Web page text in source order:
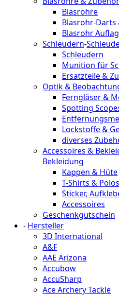
Blasrohre
Blasrohr-Darts
Blasrohr
Schleudern-
Schleudern
Munition für
Ersatzteile &
Optik &
Ferngläser &
Spotting
Lockstoffe &
diverses
Accessoires &
Bekleidung
Kappen & Hüte
T-Shirts & Polos
Sticker,
Accessoires
Geschenkgutschein
- Hersteller
3D International
A&F
AAE Arizona
Accubow
AccuSharp
Ace Archery Tackle